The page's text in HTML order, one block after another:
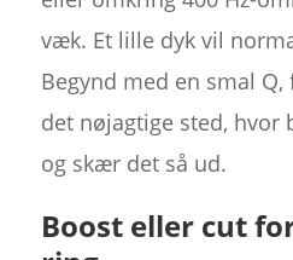
væk. Et lille dyk vil
Begynd med en smal
det nøjagtige sted, hvor
og skær det så ud.
Boost eller cut